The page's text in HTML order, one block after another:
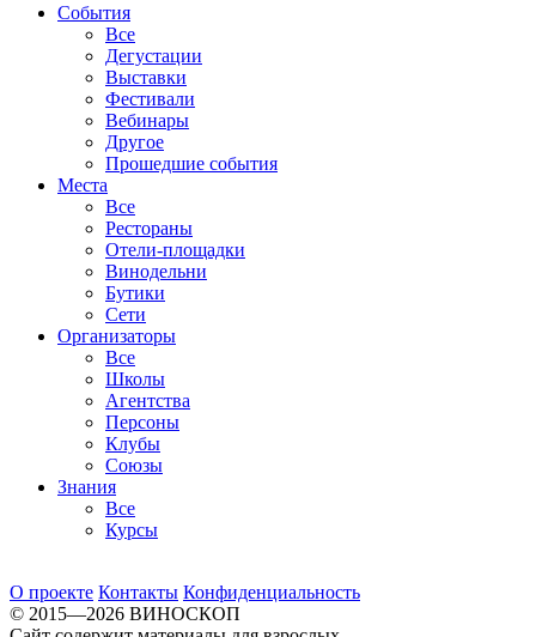
События
Все
Дегустации
Выставки
Фестивали
Вебинары
Другое
Прошедшие события
Места
Все
Рестораны
Отели-площадки
Винодельни
Бутики
Сети
Организаторы
Все
Школы
Агентства
Персоны
Клубы
Союзы
Знания
Все
Курсы
О проекте Контакты Конфиденциальность
© 2015—2026 ВИНОСКОП